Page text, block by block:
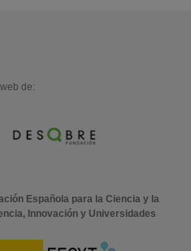
de:
Española para la Ciencia y la
Innovación y Universidades